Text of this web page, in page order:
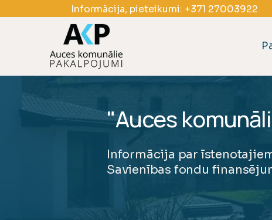
Informācija, pieteikumi: +371 27003922
"Auces
Informācija par
Savienības fondu